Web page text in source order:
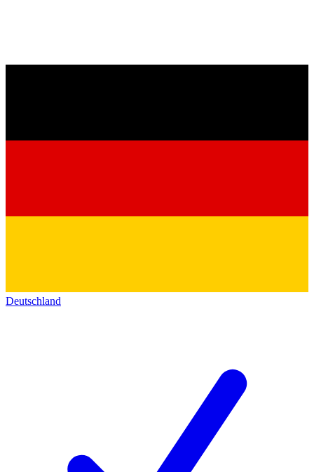
Deutschland